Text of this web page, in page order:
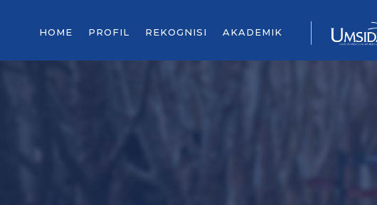
HOME PROFIL REKOGNISI AKADEMIK